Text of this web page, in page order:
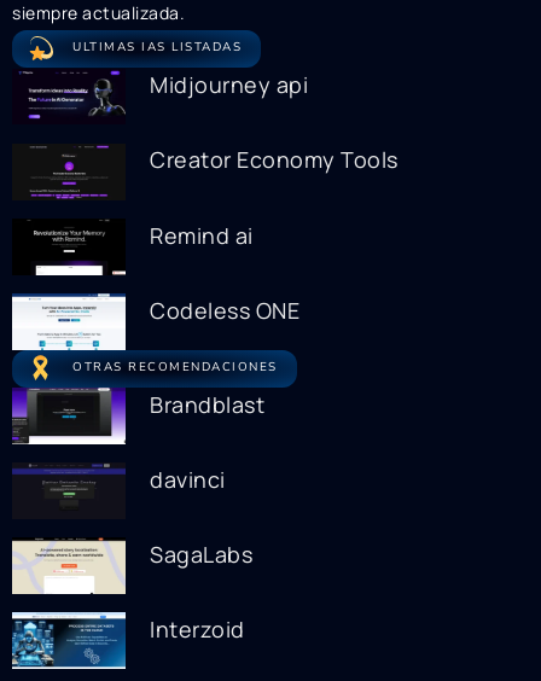
siempre actualizada.
ULTIMAS IAS LISTADAS
Midjourney api
Creator Economy Tools
Remind ai
Codeless ONE
OTRAS RECOMENDACIONES
Brandblast
davinci
SagaLabs
Interzoid